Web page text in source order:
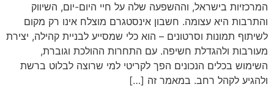
המרכזיות בישראל, וההשפעה שלה על חיי היום-יום, השיווק
והתרבות היא עצומה. חשבון אינסטגרם מוצלח אינו רק מקום
לשיתוף תמונות וסרטונים – הוא כלי שמסייע לבניית קהילה, יצירת
מעורבות ולהגדלת חשיפה. עם התחרות ההולכת וגוברת,
השימוש בכלים הנכונים הפך לקריטי למי שרוצה לבלוט ברשת
ולהגיע לקהל רחב. במאמר זה […]